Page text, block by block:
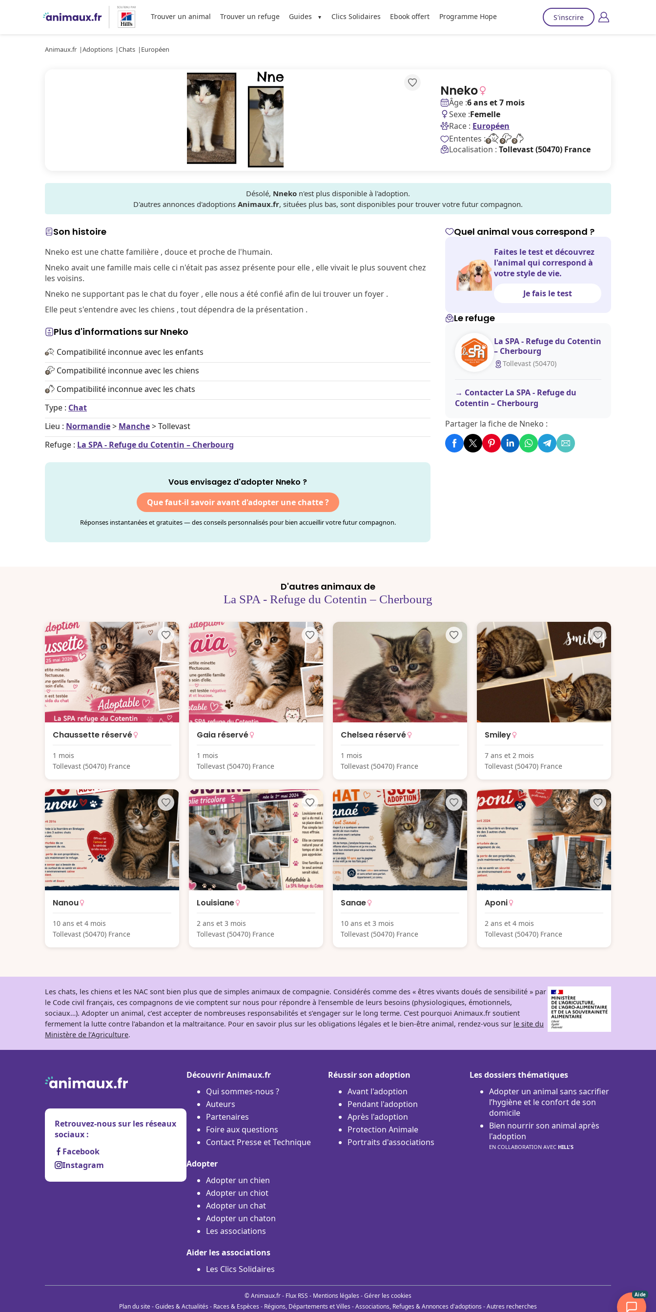
Trouver un animal Trouver un refuge Guides Clics Solidaires Ebook offert Programme Hope S'inscrire
Animaux.fr Adoptions Chats Européen
Nneko
Âge :6 ans et 7 mois
Sexe :Femelle
Race : Européen
Ententes :
Localisation : Tollevast (50470) France
Désolé, Nneko n'est plus disponible à l'adoption.
D'autres annonces d'adoptions Animaux.fr, situées plus bas, sont disponibles pour trouver votre futur compagnon.
Son histoire
Nneko est une chatte familière , douce et proche de l'humain.
Nneko avait une famille mais celle ci n'était pas assez présente pour elle , elle vivait le plus souvent chez
les voisins.
Nneko ne supportant pas le chat du foyer , elle nous a été confié afin de lui trouver un foyer .
Elle peut s'entendre avec les chiens , tout dépendra de la présentation .
Plus d'informations sur Nneko
Compatibilité inconnue avec les enfants
Compatibilité inconnue avec les chiens
Compatibilité inconnue avec les chats
Type : Chat
Lieu : Normandie> Manche> Tollevast
Refuge : La SPA - Refuge du Cotentin – Cherbourg
Vous envisagez d'adopter Nneko ?
Que faut-il savoir avant d'adopter une chatte ?
Réponses instantanées et gratuites — des conseils personnalisés pour bien accueillir votre futur compagnon.
Quel animal vous correspond ?
Faites le test et découvrez
l'animal qui correspond à
votre style de vie.
Je fais le test
Le refuge
La SPA - Refuge du Cotentin
– Cherbourg
Tollevast (50470)
Contacter La SPA - Refuge du
Cotentin – Cherbourg
Partager la fiche de Nneko :
D'autres animaux de
La SPA - Refuge du Cotentin – Cherbourg
Chaussette réservé
1 mois
Tollevast (50470) France
Gaia réservé
1 mois
Tollevast (50470) France
Chelsea réservé
1 mois
Tollevast (50470) France
Smiley
7 ans et 2 mois
Tollevast (50470) France
Nanou
10 ans et 4 mois
Tollevast (50470) France
Louisiane
2 ans et 3 mois
Tollevast (50470) France
Sanae
10 ans et 3 mois
Tollevast (50470) France
Aponi
2 ans et 4 mois
Tollevast (50470) France
Les chats, les chiens et les NAC sont bien plus que de simples animaux de compagnie. Considérés comme des « êtres vivants doués de sensibilité » par
le Code civil français, ces compagnons de vie comptent sur nous pour répondre à l’ensemble de leurs besoins (physiologiques, émotionnels,
sociaux…). Adopter un animal, c’est accepter de nombreuses responsabilités et s’engager sur le long terme. C’est pourquoi Animaux.fr soutient
fermement la lutte contre l’abandon et la maltraitance. Pour en savoir plus sur les obligations légales et le bien-être animal, rendez-vous sur le site du
Ministère de l’Agriculture.
Retrouvez-nous sur les réseaux
sociaux :
Facebook
Instagram
Découvrir Animaux.fr
Qui sommes-nous ?
Auteurs
Partenaires
Foire aux questions
Contact Presse et Technique
Adopter
Adopter un chien
Adopter un chiot
Adopter un chat
Adopter un chaton
Les associations
Aider les associations
Les Clics Solidaires
Réussir son adoption
Avant l'adoption
Pendant l'adoption
Après l'adoption
Protection Animale
Portraits d'associations
Les dossiers thématiques
Adopter un animal sans sacrifier
l’hygiène et le confort de son
domicile
Bien nourrir son animal après
l'adoption
EN COLLABORATION AVEC HILL'S
© Animaux.fr - Flux RSS - Mentions légales -Gérer les cookies
Plan du site-Guides & Actualités - Races & Espèces - Régions, Départements et Villes -Associations, Refuges & Annonces d'adoptions -Autres recherches
Aide